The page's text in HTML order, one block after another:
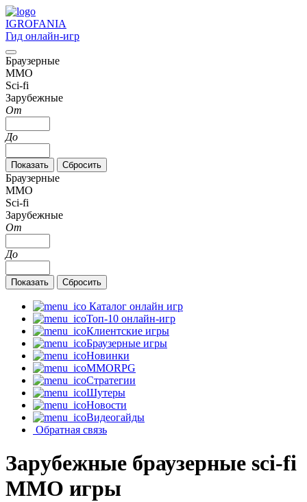
IGROFANIA
Гид онлайн-игр
Браузерные
MMO
Sci-fi
Зарубежные
От
До
Браузерные
MMO
Sci-fi
Зарубежные
От
До
Каталог онлайн игр
Топ-10 онлайн-игр
Клиентские игры
Браузерные игры
Новинки
MMORPG
Стратегии
Шутеры
Новости
Видеогайды
Обратная связь
Зарубежные браузерные sci-fi
MMO игры